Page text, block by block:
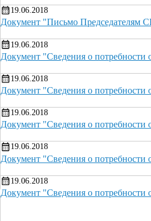
19.06.2018
Документ "Письмо Председателям
19.06.2018
Документ "Сведения о
19.06.2018
Документ "Сведения о
19.06.2018
Документ "Сведения о
19.06.2018
Документ "Сведения о
19.06.2018
Документ "Сведения о